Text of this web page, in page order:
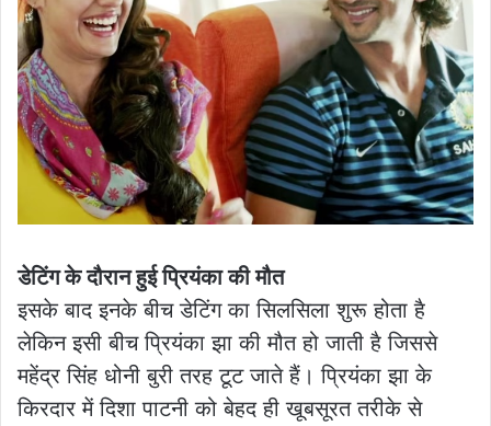
डेटिंग के दौरान हुई प्रियंका की मौत
इसके बाद इनके बीच डेटिंग का सिलसिला शुरू होता है
लेकिन इसी बीच प्रियंका झा की मौत हो जाती है जिससे
महेंद्र सिंह धोनी बुरी तरह टूट जाते हैं। प्रियंका झा के
किरदार में दिशा पाटनी को बेहद ही खूबसूरत तरीके से